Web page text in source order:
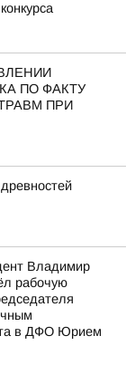
ПО ФАКТУ
ПРИ
Владимир
рабочую
в ДФО Юрием